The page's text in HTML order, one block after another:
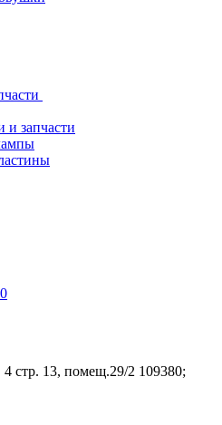
и запчасти
0
стр. 13, помещ.29/2 109380;